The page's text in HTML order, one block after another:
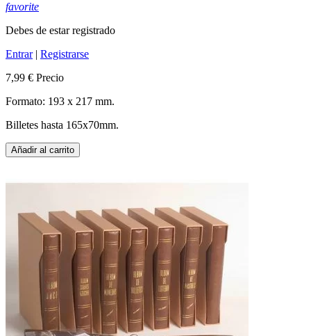
favorite
Debes de estar registrado
Entrar| Registrarse
7,99 € Precio
Formato: 193 x 217 mm.
Billetes hasta 165x70mm.
Añadir al carrito